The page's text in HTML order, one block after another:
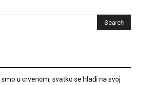
smo u crvenom, svatko se hladi na svoj